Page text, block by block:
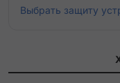
Выбрать защиту